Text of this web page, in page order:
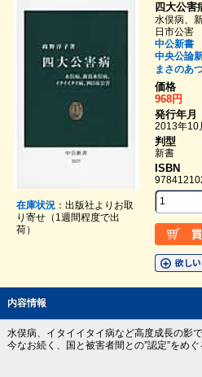
在庫状況：出版社よりお取
り寄せ（1週間程度で出
荷）
四大公害
水俣病、
日市公害
中公新書
中央公論
まさのあ
価格
968円
発行年月
2013年10
判型
新書
ISBN
内容情報
水俣病、イタイイタイ病など高度成長の影
今なお続く、国と被害者間との”認定”をめぐ